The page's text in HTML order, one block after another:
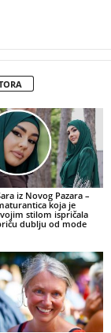
iz Novog Pazara –
koja je
stilom ispričala
dublju od mode